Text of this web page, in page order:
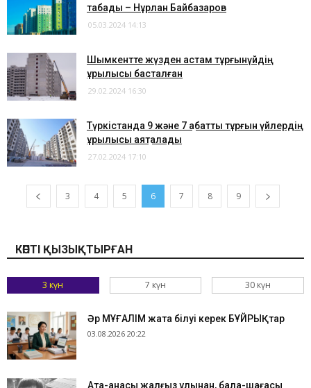
табады – Нұрлан Байбазаров
05.03.2024 14:13
Шымкентте жүзден астам тұрғынүйдің
құрылысы басталған
29.02.2024 16:30
Түркістанда 9 және 7 қабатты тұрғын үйлердің
құрылысы аяқталады
27.02.2024 17:10
3 4 5 6 7 8 9
КӨПТІ ҚЫЗЫҚТЫРҒАН
3 күн 7 күн 30 күн
Әр МҰҒАЛІМ жатқа білуі керек БҰЙРЫҚтар
03.08.2026 20:22
Ата-анасы жалғыз ұлынан, бала-шағасы